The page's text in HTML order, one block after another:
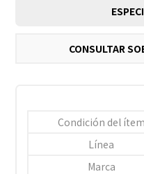
CONSULTAR
Condición del ítem
Línea
Marca